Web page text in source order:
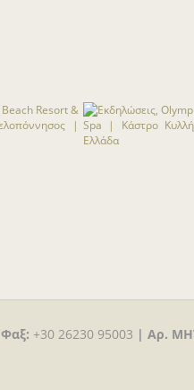
Φαξ: +30 26230 95003 | Αρ.